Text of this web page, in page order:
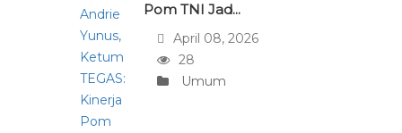
Pom TNI Jad...
April 08, 2026
28
Umum